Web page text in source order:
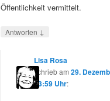
Öffentlichkeit vermittelt.
Antworten ↓
Lisa Rosa
schriebam29.
13:59 Uhr: